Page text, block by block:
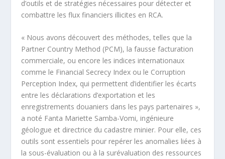
d’outils et de stratégies nécessaires pour détecter et
combattre les flux financiers illicites en RCA.
« Nous avons découvert des méthodes, telles que la
Partner Country Method (PCM), la fausse facturation
commerciale, ou encore les indices internationaux
comme le Financial Secrecy Index ou le Corruption
Perception Index, qui permettent d’identifier les écarts
entre les déclarations d’exportation et les
enregistrements douaniers dans les pays partenaires »,
a noté Fanta Mariette Samba-Vomi, ingénieure
géologue et directrice du cadastre minier. Pour elle, ces
outils sont essentiels pour repérer les anomalies liées à
la sous-évaluation ou à la surévaluation des ressources